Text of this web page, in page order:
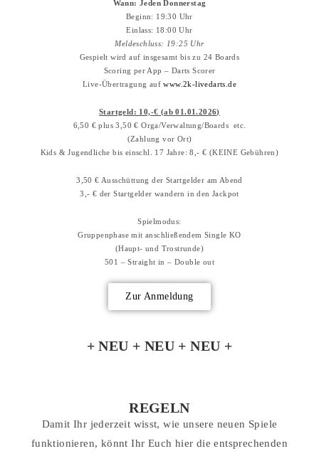
Wann: Jeden Donnerstag
Beginn: 19:30 Uhr
Einlass: 18:00 Uhr
Meldeschluss: 19:25 Uhr
Gespielt wird auf insgesamt bis zu 24 Boards
Scoring per App – Darts Scorer
Live-Übertragung aufwww.2k-livedarts.de
Startgeld: 10,-€ (ab 01.01.2026)
6,50 € plus 3,50 € Orga/Verwaltung/Boards etc.
(Zahlung vor Ort)
Kids & Jugendliche bis einschl. 17 Jahre: 8,- € (KEINE Gebühren)
3,50 € Ausschüttung der Startgelder am Abend
3,- € der Startgelder wandern in den Jackpot
Spielmodus:
Gruppenphase mit anschließendem Single KO
(Haupt- und Trostrunde)
501 – Straight in – Double out
Zur Anmeldung
+ NEU + NEU + NEU +
REGELN
Damit Ihr jederzeit wisst, wie unsere neuen Spiele
funktionieren, könnt Ihr Euch hier die entsprechenden